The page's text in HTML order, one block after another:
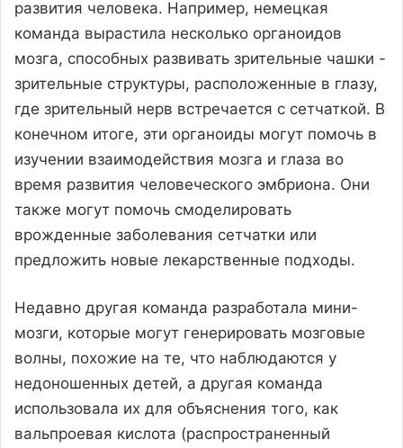
развития человека. Например, немецкая
команда вырастила несколько органоидов
мозга, способных развивать зрительные чашки -
зрительные структуры, расположенные в глазу,
где зрительный нерв встречается с сетчаткой. В
конечном итоге, эти органоиды могут помочь в
изучении взаимодействия мозга и глаза во
время развития человеческого эмбриона. Они
также могут помочь смоделировать
врожденные заболевания сетчатки или
предложить новые лекарственные подходы.
Недавно другая команда разработала мини-
мозги, которые могут генерировать мозговые
волны, похожие на те, что наблюдаются у
недоношенных детей, а другая команда
использовала их для объяснения того, как
вальпроевая кислота (распространенный